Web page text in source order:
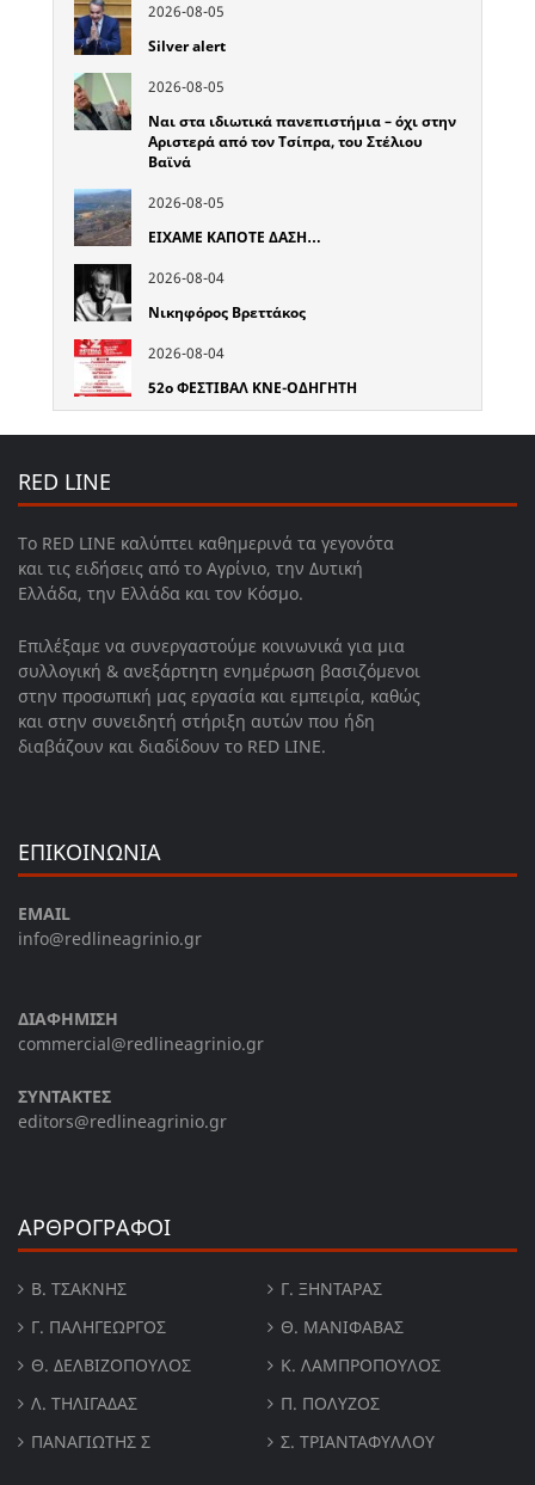
2026-08-05
Silver alert
2026-08-05
Ναι στα ιδιωτικά πανεπιστήμια – όχι στην
Αριστερά από τον Τσίπρα, του Στέλιου
Βαϊνά
2026-08-05
ΕΙΧΑΜΕ ΚΑΠΟΤΕ ΔΑΣΗ…
2026-08-04
Νικηφόρος Βρεττάκος
2026-08-04
52o ΦΕΣΤΙΒΑΛ ΚΝΕ-ΟΔΗΓΗΤΗ
RED LINE
Το RED LINE καλύπτει καθημερινά τα γεγονότα
και τις ειδήσεις από το Αγρίνιο, την Δυτική
Ελλάδα, την Ελλάδα και τον Κόσμο.
Επιλέξαμε να συνεργαστούμε κοινωνικά για μια
συλλογική & ανεξάρτητη ενημέρωση βασιζόμενοι
στην προσωπική μας εργασία και εμπειρία, καθώς
και στην συνειδητή στήριξη αυτών που ήδη
διαβάζουν και διαδίδουν το RED LINE.
ΕΠΙΚΟΙΝΩΝΙΑ
EMAIL
info@redlineagrinio.gr
ΔΙΑΦΗΜΙΣΗ
commercial@redlineagrinio.gr
ΣΥΝΤΑΚΤΕΣ
editors@redlineagrinio.gr
ΑΡΘΡΟΓΡΑΦΟΙ
Β. ΤΣΆΚΝΗΣ
Γ. ΞΗΝΤΆΡΑΣ
Γ. ΠΑΛΗΓΕΏΡΓΟΣ
Θ. ΜΑΝΙΦΑΒΑΣ
Θ. ΔΕΛΒΙΖΌΠΟΥΛΟΣ
Κ. ΛΑΜΠΡΟΠΟΥΛΟΣ
Λ. ΤΗΛΙΓΑΔΑΣ
Π. ΠΟΛΎΖΟΣ
ΠΑΝΑΓΙΏΤΗΣ Σ
Σ. ΤΡΙΑΝΤΑΦΥΛΛΟΥ